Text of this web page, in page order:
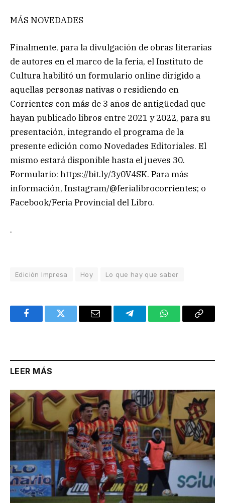
MÁS NOVEDADES
Finalmente, para la divulgación de obras literarias
de autores en el marco de la feria, el Instituto de
Cultura habilitó un formulario online dirigido a
aquellas personas nativas o residiendo en
Corrientes con más de 3 años de antigüedad que
hayan publicado libros entre 2021 y 2022, para su
presentación, integrando el programa de la
presente edición como Novedades Editoriales. El
mismo estará disponible hasta el jueves 30.
Formulario: https://bit.ly/3y0V4SK. Para más
información, Instagram/@ferialibrocorrientes; o
Facebook/Feria Provincial del Libro.
.
Edición Impresa Hoy Lo que hay que saber
FacebookTwitter Email TelegramWhatsAppCopy
LEER MÁS